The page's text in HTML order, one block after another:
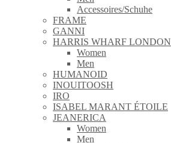
Accessoires/Schuhe
FRAME
GANNI
HARRIS WHARF LONDON
Women
Men
HUMANOID
INOUITOOSH
IRO
ISABEL MARANT ÉTOILE
JEANERICA
Women
Men